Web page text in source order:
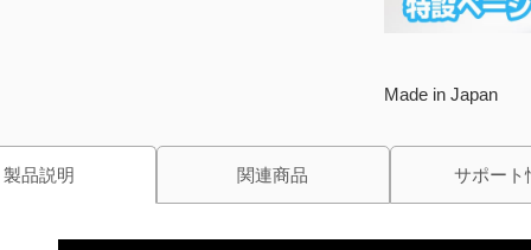
Made in Japan
製品説明 関連商品 サポート